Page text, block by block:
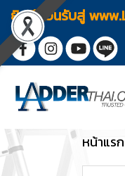
ยินดีต้อนรับสู่
หน้าแรก